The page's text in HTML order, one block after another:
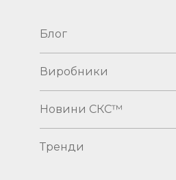
Блог
Виробники
Новини СКС™
Тренди